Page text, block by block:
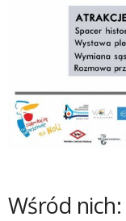
Wśród nich: